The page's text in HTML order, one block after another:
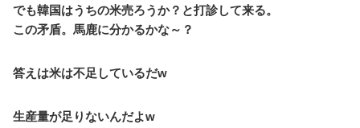
でも韓国はうちの米売ろうか？と打診して来る。
この矛盾。馬鹿に分かるかな～？
答えは米は不足しているだw
生産量が足りないんだよw